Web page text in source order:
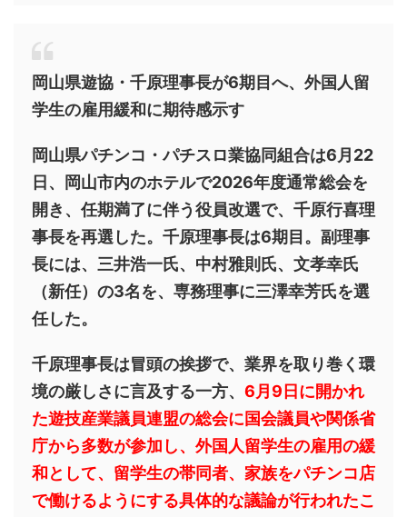
岡山県遊協・千原理事長が6期目へ、外国人留
学生の雇用緩和に期待感示す
岡山県パチンコ・パチスロ業協同組合は6月22
日、岡山市内のホテルで2026年度通常総会を
開き、任期満了に伴う役員改選で、千原行喜理
事長を再選した。千原理事長は6期目。副理事
長には、三井浩一氏、中村雅則氏、文孝幸氏
（新任）の3名を、専務理事に三澤幸芳氏を選
任した。
千原理事長は冒頭の挨拶で、業界を取り巻く環
境の厳しさに言及する一方、 6月9日に開かれ
た遊技産業議員連盟の総会に国会議員や関係省
庁から多数が参加し、外国人留学生の雇用の緩
和として、留学生の帯同者、家族をパチンコ店
で働けるようにする具体的な議論が行われたこ